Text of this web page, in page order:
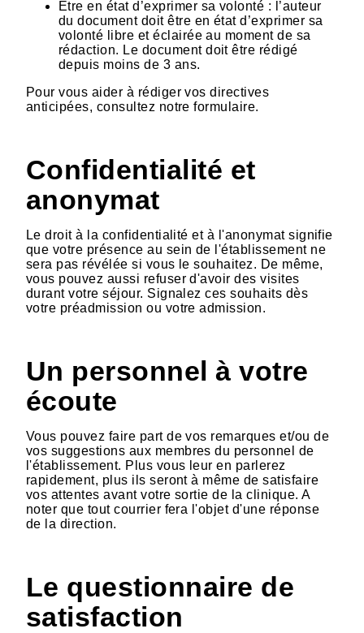
Etre en état d’exprimer sa volonté : l’auteur
du document doit être en état d’exprimer sa
volonté libre et éclairée au moment de sa
rédaction. Le document doit être rédigé
depuis moins de 3 ans.
Pour vous aider à rédiger vos directives
anticipées, consultez notre formulaire.
Confidentialité et
anonymat
Le droit à la confidentialité et à l'anonymat signifie
que votre présence au sein de l'établissement ne
sera pas révélée si vous le souhaitez. De même,
vous pouvez aussi refuser d'avoir des visites
durant votre séjour. Signalez ces souhaits dès
votre préadmission ou votre admission.
Un personnel à votre
écoute
Vous pouvez faire part de vos remarques et/ou de
vos suggestions aux membres du personnel de
l'établissement. Plus vous leur en parlerez
rapidement, plus ils seront à même de satisfaire
vos attentes avant votre sortie de la clinique. A
noter que tout courrier fera l'objet d'une réponse
de la direction.
Le questionnaire de
satisfaction